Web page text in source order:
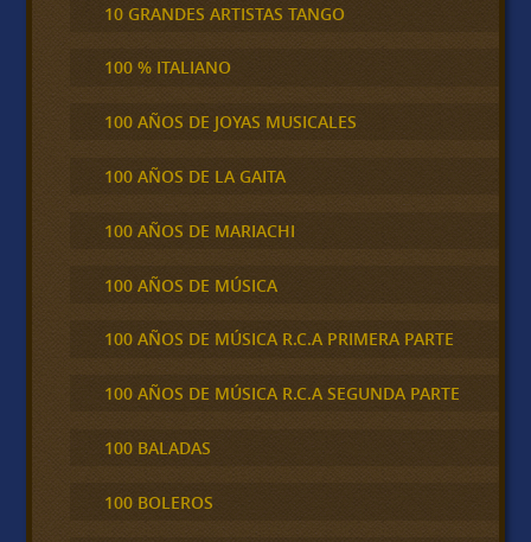
10 GRANDES ARTISTAS TANGO
100 % ITALIANO
100 AÑOS DE JOYAS MUSICALES
100 AÑOS DE LA GAITA
100 AÑOS DE MARIACHI
100 AÑOS DE MÚSICA
100 AÑOS DE MÚSICA R.C.A PRIMERA PARTE
100 AÑOS DE MÚSICA R.C.A SEGUNDA PARTE
100 BALADAS
100 BOLEROS